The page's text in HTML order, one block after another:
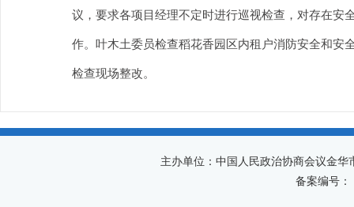
议，要求各项目经理不定时进行巡视检查，对存在安
作。叶木土委员检查稻花香园区内租户消防安全和安
检查现场整改。
主办单位：中国人民政治协商会议金
备案编号：